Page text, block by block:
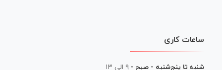
ساعات کاری
شنبه تا پنج‌شنبه - صبح - ۹ الی ۱۳